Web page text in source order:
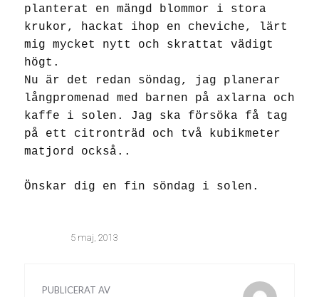
planterat en mängd blommor i stora
krukor, hackat ihop en cheviche, lärt
mig mycket nytt och skrattat vädigt
högt.
Nu är det redan söndag, jag planerar
långpromenad med barnen på axlarna och
kaffe i solen. Jag ska försöka få tag
på ett citronträd och två kubikmeter
matjord också..
Önskar dig en fin söndag i solen.
5 maj, 2013
PUBLICERAT AV